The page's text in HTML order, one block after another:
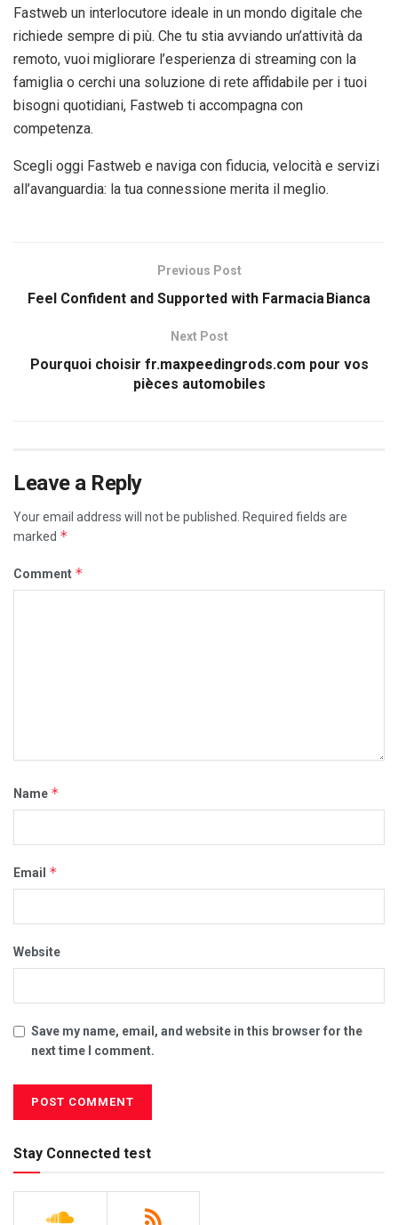
Fastweb un interlocutore ideale in un mondo digitale che
richiede sempre di più. Che tu stia avviando un’attività da
remoto, vuoi migliorare l’esperienza di streaming con la
famiglia o cerchi una soluzione di rete affidabile per i tuoi
bisogni quotidiani, Fastweb ti accompagna con
competenza.
Scegli oggi Fastweb e naviga con fiducia, velocità e servizi
all’avanguardia: la tua connessione merita il meglio.
Previous Post
Feel Confident and Supported with Farmacia Bianca
Next Post
Pourquoi choisir fr.maxpeedingrods.com pour vos
pièces automobiles
Leave a Reply
Your email address will not be published.
Required fields are
marked *
Comment *
Name *
Email *
Website
Save my name, email, and website in this browser for the
next time I comment.
Stay Connected test